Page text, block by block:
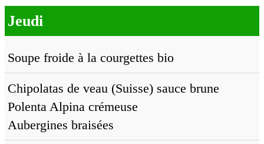
Jeudi
Soupe froide à la courgettes bio
Chipolatas de veau (Suisse) sauce brune
Polenta Alpina crémeuse
Aubergines braisées